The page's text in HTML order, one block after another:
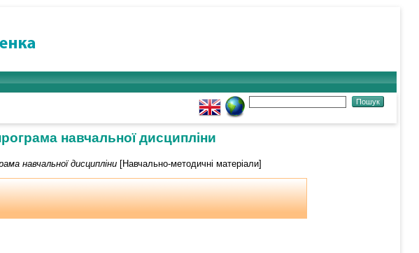
навчальної дисципліни
навчальної дисципліни [Навчально-методичні матеріали]